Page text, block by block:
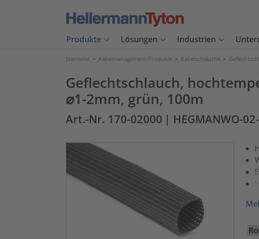
Produkte Lösungen Industrien
Startseite > Kabelmanagement-Produkte > Kabelschläuche >
Geflechtschlauch,
⌀1-2mm, grün, 100m
Art.-Nr. 170-02000 | HEGMANWO-